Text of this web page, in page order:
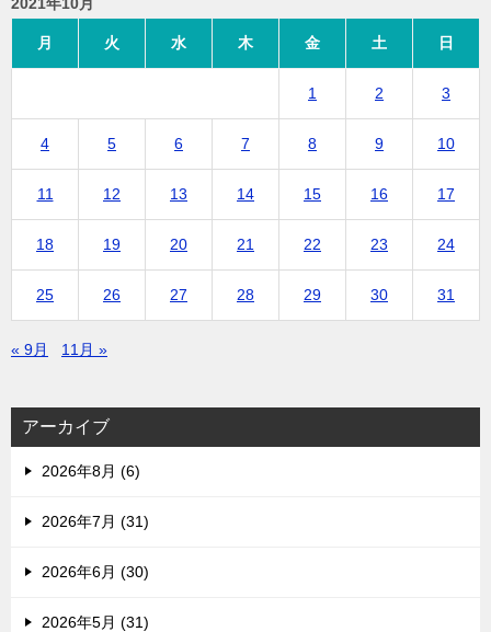
月 火 水 木 金 土 日
1 2 3
4 5 6 7 8 9 10
11 12 13 14 15 16 17
18 19 20 21 22 23 24
25 26 27 28 29 30 31
« 9月 11月 »
アーカイブ
2026年8月 (6)
2026年7月 (31)
2026年6月 (30)
2026年5月 (31)